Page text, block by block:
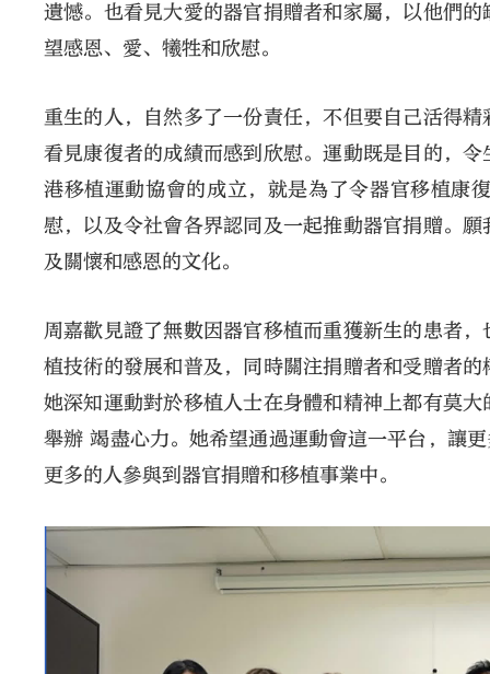
遺憾。也看見大愛的器官捐贈者和家屬，以他們
望感恩、愛、犧牲和欣慰。
重生的人，自然多了一份責任，不但要自己活得
看見康復者的成績而感到欣慰。運動既是目的，
港移植運動協會的成立，就是為了令器官移植康
慰，以及令社會各界認同及一起推動器官捐贈。
及關懷和感恩的文化。
周嘉歡見證了無數因器官移植而重獲新生的患者
植技術的發展和普及，同時關注捐贈者和受贈者
她深知運動對於移植人士在身體和精神上都有莫
舉辦 竭盡心力。她希望通過運動會這一平台，讓
更多的人參與到器官捐贈和移植事業中。